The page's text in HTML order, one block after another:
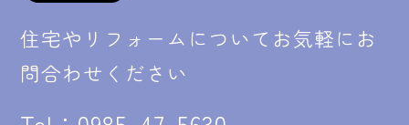
住宅やリフォームについてお気軽にお
問合わせください